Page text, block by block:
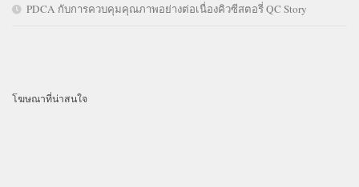
PDCA กับการควบคุมคุณภาพอย่างต่อเนื่องคิวซีสตอรี่ QC Story
โฆษณาที่น่าสนใจ